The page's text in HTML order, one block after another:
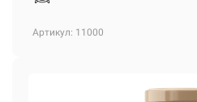
Артикул: 11000